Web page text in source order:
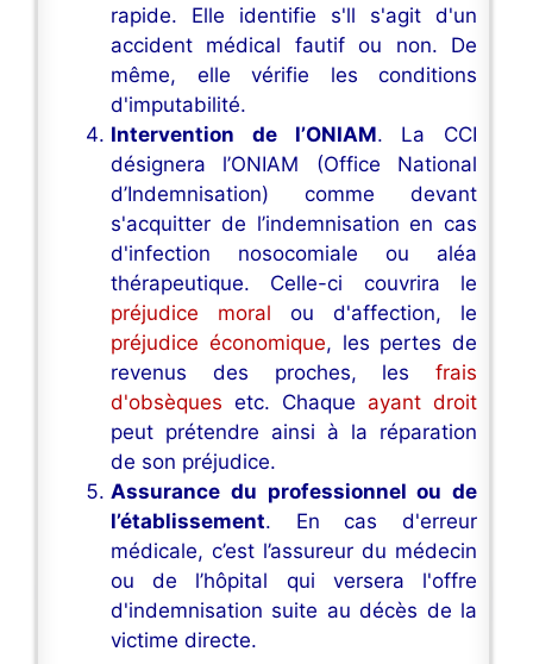
rapide. Elle identifie s'll s'agit d'un
accident médical fautif ou non. De
même, elle vérifie les conditions
d'imputabilité.
Intervention de l’ONIAM. La CCI
désignera l’ONIAM (Office National
d’Indemnisation) comme devant
s'acquitter de l’indemnisation en cas
d'infection nosocomiale ou aléa
thérapeutique. Celle-ci couvrira le
préjudice moral ou d'affection, le
préjudice économique, les pertes de
revenus des proches, les frais
d'obsèques etc. Chaque ayant droit
peut prétendre ainsi à la réparation
de son préjudice.
Assurance du professionnel ou de
l’établissement. En cas d'erreur
médicale, c’est l’assureur du médecin
ou de l’hôpital qui versera l'offre
d'indemnisation suite au décès de la
victime directe.